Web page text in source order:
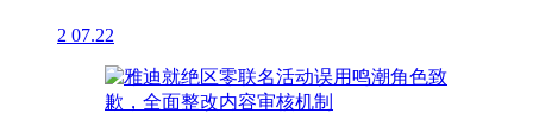
2 07.22